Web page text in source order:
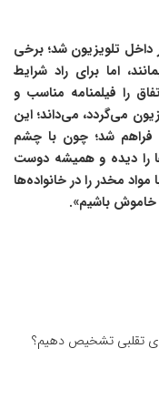
داخل تلویزیون شد؛ برخی
اما برای راد شرایط
را فیلمنامه مناسب و
می‌گردد، می‌داند؛ این
فراهم شد؛ چون با چشم
را دیده و همیشه دوست
مخدر را در خانواده‌ها
خاموش باشیم».
تقلبی تشخیص دهیم؟